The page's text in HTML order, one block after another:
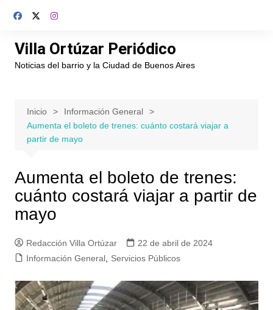
Villa Ortúzar Periódico
Noticias del barrio y la Ciudad de Buenos Aires
Inicio
Información General
Aumenta el boleto de trenes: cuánto costará viajar a
partir de mayo
Aumenta el boleto de trenes:
cuánto costará viajar a partir de
mayo
Redacción Villa Ortúzar
22 de abril de 2024
Información General, Servicios Públicos